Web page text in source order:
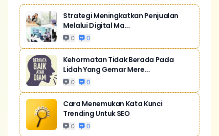
Strategi Meningkatkan Penjualan
Melalui Digital Ma...
0 0
Kehormatan Tidak Berada Pada
Lidah Yang Gemar Mere...
0 0
Cara Menemukan Kata Kunci
Trending Untuk SEO
0 0